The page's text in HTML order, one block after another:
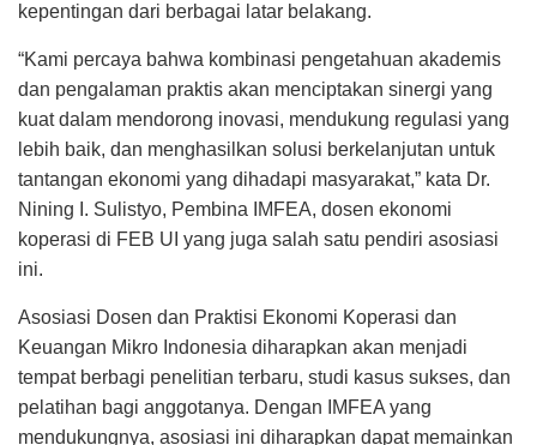
kepentingan dari berbagai latar belakang.
“Kami percaya bahwa kombinasi pengetahuan akademis
dan pengalaman praktis akan menciptakan sinergi yang
kuat dalam mendorong inovasi, mendukung regulasi yang
lebih baik, dan menghasilkan solusi berkelanjutan untuk
tantangan ekonomi yang dihadapi masyarakat,” kata Dr.
Nining I. Sulistyo, Pembina IMFEA, dosen ekonomi
koperasi di FEB UI yang juga salah satu pendiri asosiasi
ini.
Asosiasi Dosen dan Praktisi Ekonomi Koperasi dan
Keuangan Mikro Indonesia diharapkan akan menjadi
tempat berbagi penelitian terbaru, studi kasus sukses, dan
pelatihan bagi anggotanya. Dengan IMFEA yang
mendukungnya, asosiasi ini diharapkan dapat memainkan